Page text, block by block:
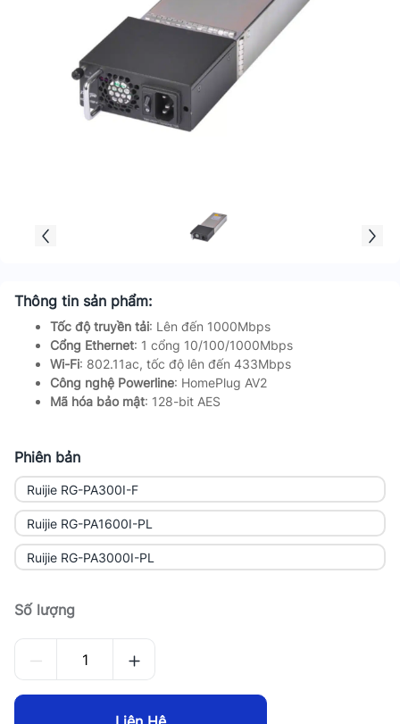
Thông tin sản phẩm:
Tốc độ truyền tải: Lên đến 1000Mbps
Cổng Ethernet: 1 cổng 10/100/1000Mbps
Wi-Fi: 802.11ac, tốc độ lên đến 433Mbps
Công nghệ Powerline: HomePlug AV2
Mã hóa bảo mật: 128-bit AES
Phiên bản
Ruijie RG-PA300I-F
Ruijie RG-PA1600I-PL
Ruijie RG-PA3000I-PL
Số lượng